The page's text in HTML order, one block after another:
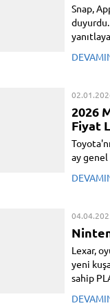
Snap,
2026
Fiyat
ay genel
Lexar,
yeni
sahip